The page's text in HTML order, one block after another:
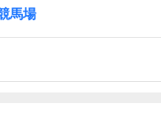
馬場